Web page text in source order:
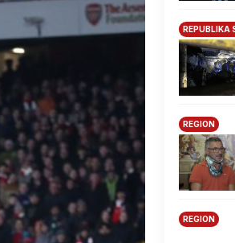
REPUBLIKA
REGION
REGION